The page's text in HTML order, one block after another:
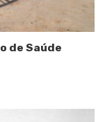
de Saúde